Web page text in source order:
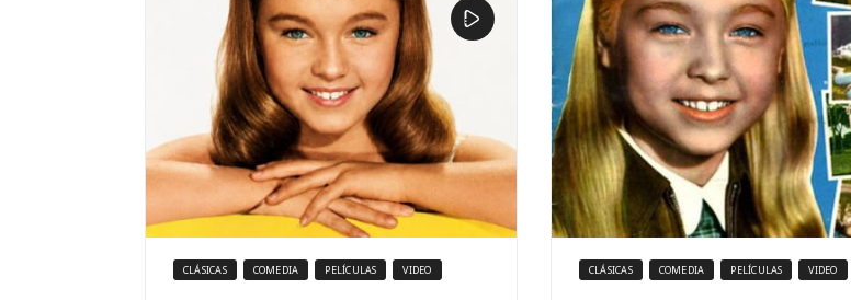
CLÁSICAS COMEDIA PELÍCULAS VIDEO CLÁSICAS COMEDIA PELÍCULAS VIDEO